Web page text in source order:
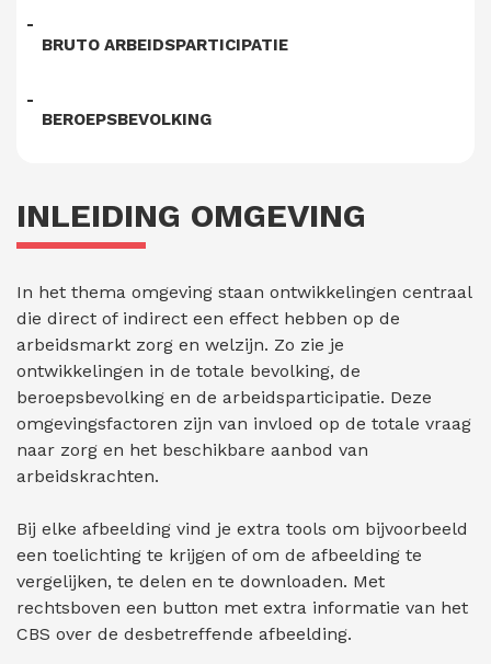
BRUTO ARBEIDSPARTICIPATIE
BEROEPSBEVOLKING
INLEIDING OMGEVING
In het thema omgeving staan ontwikkelingen centraal
die direct of indirect een effect hebben op de
arbeidsmarkt zorg en welzijn. Zo zie je
ontwikkelingen in de totale bevolking, de
beroepsbevolking en de arbeidsparticipatie. Deze
omgevingsfactoren zijn van invloed op de totale vraag
naar zorg en het beschikbare aanbod van
arbeidskrachten.
Bij elke afbeelding vind je extra tools om bijvoorbeeld
een toelichting te krijgen of om de afbeelding te
vergelijken, te delen en te downloaden. Met
rechtsboven een button met extra informatie van het
CBS over de desbetreffende afbeelding.